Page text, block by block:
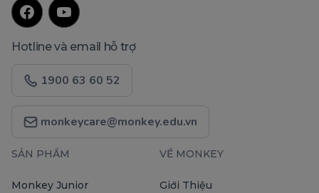
Hotline và email hỗ trợ
1900 63 60 52
monkeycare@monkey.edu.vn
SẢN PHẨM
Monkey Junior
VỀ MONKEY
Giới Thiệu